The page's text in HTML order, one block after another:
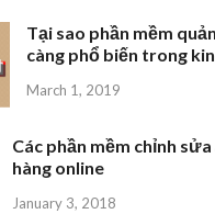
Tại sao phần mềm
càng phổ biến trong
March 1, 2019
Các phần mềm chỉnh sửa
hàng online
January 3, 2018